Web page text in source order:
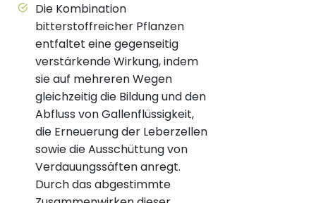
Die Kombination
bitterstoffreicher Pflanzen
entfaltet eine gegenseitig
verstärkende Wirkung, indem
sie auf mehreren Wegen
gleichzeitig die Bildung und den
Abfluss von Gallenflüssigkeit,
die Erneuerung der Leberzellen
sowie die Ausschüttung von
Verdauungssäften anregt.
Durch das abgestimmte